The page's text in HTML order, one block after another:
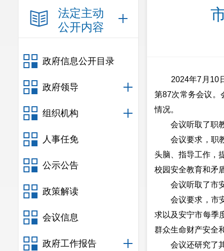
法定主动
公开内容
政府信息公开目录
政府领导
组织机构
人事任免
公示公告
政策解读
会议信息
政府工作报告
2024年7月10日
第87次常务会议。
情况。
会议听取了职教
会议要求，职教
头脑、指导工作，
校园安全教育和矛
会议听取了市安
会议要求，市安
求以及安宁市每季
群众生命财产安全
会议还研究了